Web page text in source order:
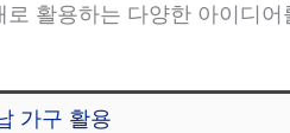
로 활용하는 다양한 아이디어
가구 활용